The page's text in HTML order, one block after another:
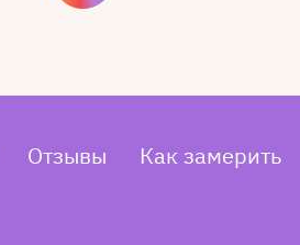
Отзывы Как замерить